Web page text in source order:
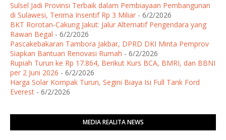
Sulsel Jadi Provinsi Terbaik dalam Pembiayaan Pembangunan
di Sulawesi, Terima Insentif Rp 3 Miliar - 6/2/2026
BKT Rorotan-Cakung Jakut: Jalur Alternatif Pengendara yang
Rawan Begal - 6/2/2026
Pascakebakaran Tambora Jakbar, DPRD DKI Minta Pemprov
Siapkan Bantuan Renovasi Rumah - 6/2/2026
Rupiah Turun ke Rp 17.864, Berikut Kurs BCA, BMRI, dan BBNI
per 2 Juni 2026 - 6/2/2026
Harga Solar Kompak Turun, Segini Biaya Isi Full Tank Ford
Everest - 6/2/2026
MEDIA REALITA NEWS